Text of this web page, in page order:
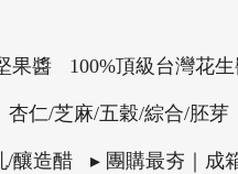
果醬 100%頂級台灣花
杏仁/芝麻/五穀/綜合/胚芽
/釀造醋 ▸ 團購最夯｜成